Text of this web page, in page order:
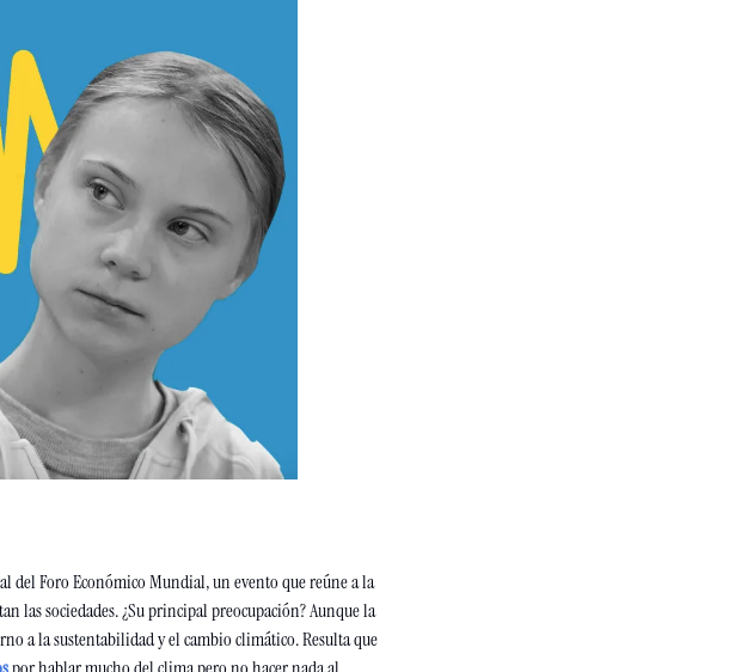
del Foro Económico Mundial, un evento que reúne a la
las sociedades. ¿Su principal preocupación? Aunque la
a la sustentabilidad y el cambio climático. Resulta que